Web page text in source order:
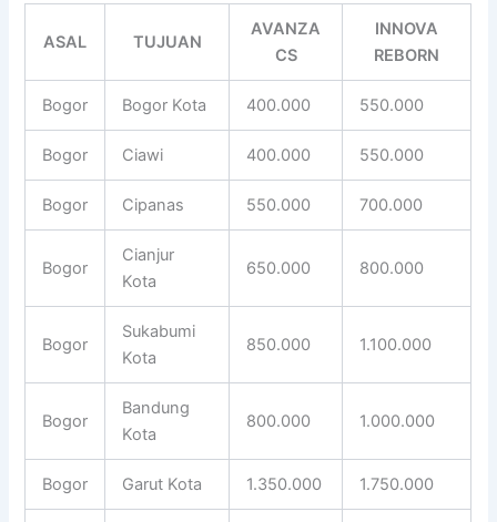
ASAL TUJUAN
AVANZA
CS
INNOVA
REBORN
Bogor Bogor Kota 400.000 550.000
Bogor Ciawi 400.000 550.000
Bogor Cipanas 550.000 700.000
Bogor
Cianjur
Kota
650.000 800.000
Bogor
Sukabumi
Kota
850.000 1.100.000
Bogor
Bandung
Kota
800.000 1.000.000
Bogor Garut Kota 1.350.000 1.750.000